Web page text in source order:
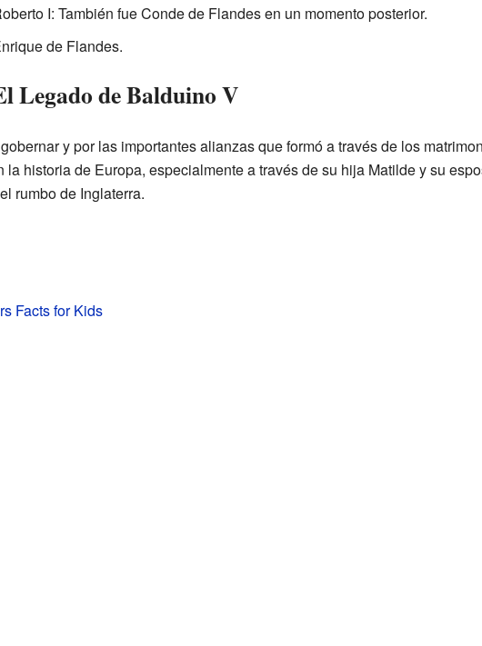
I: También fue Conde de Flandes en un momento posterior.
de Flandes.
Legado de Balduino V
y por las importantes alianzas que formó a través de los
historia de Europa, especialmente a través de su hija Matilde y su
rumbo de Inglaterra.
Facts for Kids